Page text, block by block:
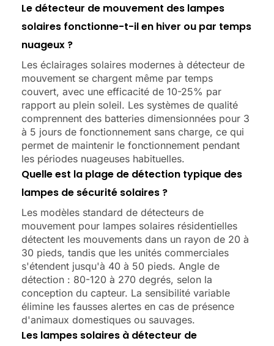
Le détecteur de mouvement des lampes
solaires fonctionne-t-il en hiver ou par temps
nuageux ?
Les éclairages solaires modernes à détecteur de
mouvement se chargent même par temps
couvert, avec une efficacité de 10-25% par
rapport au plein soleil. Les systèmes de qualité
comprennent des batteries dimensionnées pour 3
à 5 jours de fonctionnement sans charge, ce qui
permet de maintenir le fonctionnement pendant
les périodes nuageuses habituelles.
Quelle est la plage de détection typique des
lampes de sécurité solaires ?
Les modèles standard de détecteurs de
mouvement pour lampes solaires résidentielles
détectent les mouvements dans un rayon de 20 à
30 pieds, tandis que les unités commerciales
s'étendent jusqu'à 40 à 50 pieds. Angle de
détection : 80-120 à 270 degrés, selon la
conception du capteur. La sensibilité variable
élimine les fausses alertes en cas de présence
d'animaux domestiques ou sauvages.
Les lampes solaires à détecteur de